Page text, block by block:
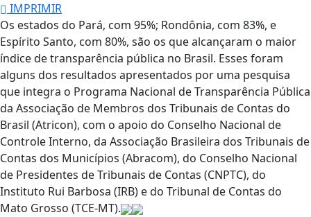
IMPRIMIR
Os estados do Pará, com 95%; Rondônia, com 83%, e
Espírito Santo, com 80%, são os que alcançaram o maior
índice de transparência pública no Brasil. Esses foram
alguns dos resultados apresentados por uma pesquisa
que integra o Programa Nacional de Transparência Pública
da Associação de Membros dos Tribunais de Contas do
Brasil (Atricon), com o apoio do Conselho Nacional de
Controle Interno, da Associação Brasileira dos Tribunais de
Contas dos Municípios (Abracom), do Conselho Nacional
de Presidentes de Tribunais de Contas (CNPTC), do
Instituto Rui Barbosa (IRB) e do Tribunal de Contas do
Mato Grosso (TCE-MT).